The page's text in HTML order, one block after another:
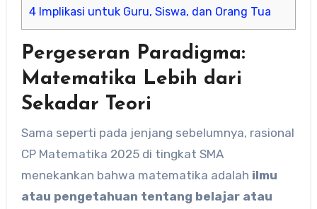
4Implikasi untuk Guru, Siswa, dan Orang Tua
Pergeseran Paradigma:
Matematika Lebih dari
Sekadar Teori
Sama seperti pada jenjang sebelumnya, rasional
CP Matematika 2025 di tingkat SMA
menekankan bahwa matematika adalah ilmu
atau pengetahuan tentang belajar atau